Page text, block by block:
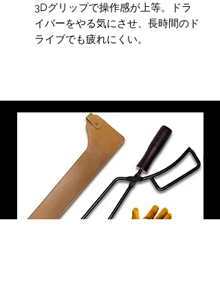
3Dグリップで操作感が上等。ドラ
イバーをやる気にさせ、長時間のド
ライブでも疲れにくい。